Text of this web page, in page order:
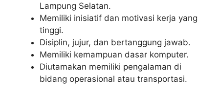
Lampung Selatan.
Memiliki inisiatif dan motivasi kerja yang
tinggi.
Disiplin, jujur, dan bertanggung jawab.
Memiliki kemampuan dasar komputer.
Diutamakan memiliki pengalaman di
bidang operasional atau transportasi.